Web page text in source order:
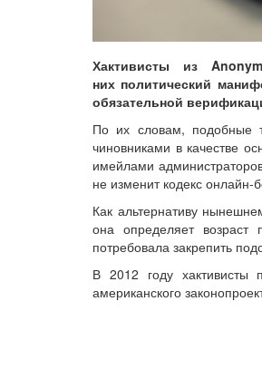
Хактивисты из
них политический
обязательной
По их словам, подобные
чиновниками в качестве
имейлами
не изменит кодекс онлайн-
Как альтернативу
она определяет возраст
потребовала закрепить
В 2012 году
американского